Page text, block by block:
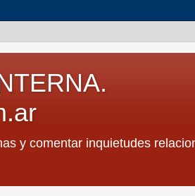
y comentar inquietudes